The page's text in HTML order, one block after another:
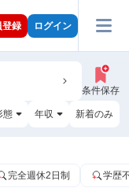
登録 ログイン
条件保存
態 年収 新着のみ
完全週休2日制 学歴